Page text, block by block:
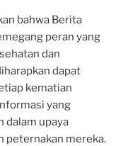
bahwa Berita
peran yang
dan
dapat
kematian
yang
dalam upaya
peternakan mereka.